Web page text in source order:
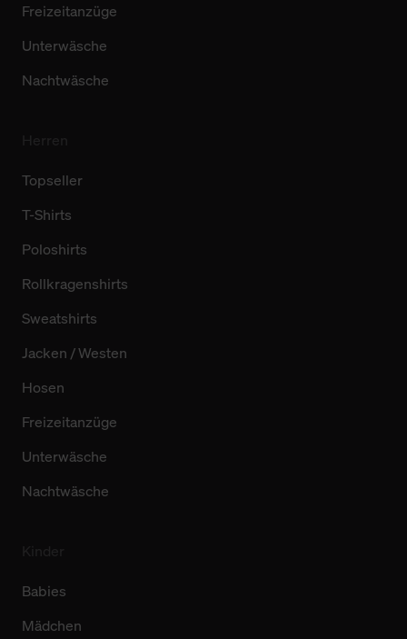
Freizeitanzüge
Unterwäsche
Nachtwäsche
Topseller
T-Shirts
Poloshirts
Rollkragenshirts
Sweatshirts
Jacken / Westen
Hosen
Freizeitanzüge
Unterwäsche
Nachtwäsche
Babies
Mädchen